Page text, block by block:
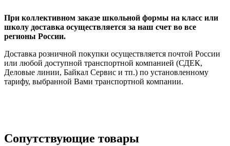
При коллективном заказе школьной формы на класс или
школу доставка осуществляется за наш счет во все
регионы России.
Доставка розничной покупки осуществляется почтой России
или любой доступной транспортной компанией (СДЕК,
Деловые линии, Байкал Сервис и тп.) по установленному
тарифу, выбранной Вами транспортной компании.
Сопутствующие товары